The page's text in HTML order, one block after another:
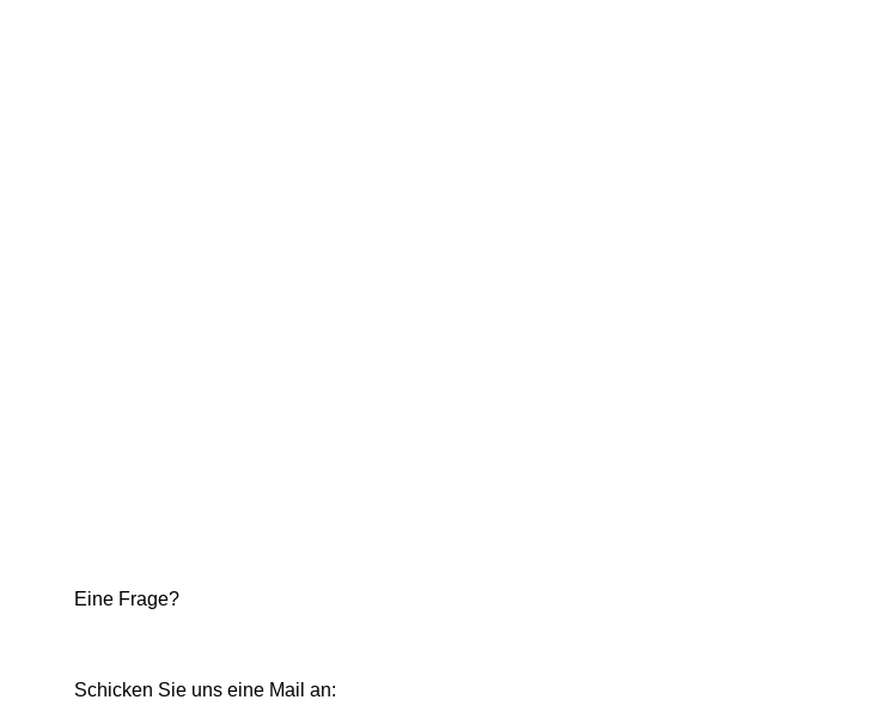
Eine Frage?
Schicken Sie uns eine Mail an: